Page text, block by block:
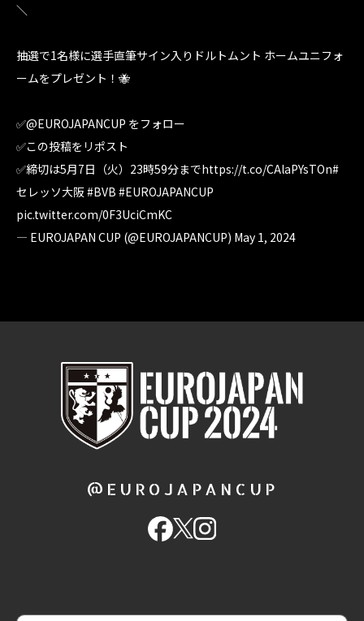
＼
抽選で1名様に選手直筆サイン入りドルトムント ホームユニフォ
ームをプレゼント！🐝
✅@EUROJAPANCUP をフォロー
✅この投稿をリポスト
✅締切は5月7日（火）23時59分までhttps://t.co/CAlaPYsTOn#
セレッソ大阪#BVB #EUROJAPANCUP
pic.twitter.com/0F3UciCmKC
— EUROJAPAN CUP (@EUROJAPANCUP) May 1, 2024
@EUROJAPANCUP